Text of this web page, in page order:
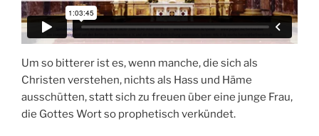
Um so bitterer ist es, wenn manche, die sich als
Christen verstehen, nichts als Hass und Häme
ausschütten, statt sich zu freuen über eine junge Frau,
die Gottes Wort so prophetisch verkündet.